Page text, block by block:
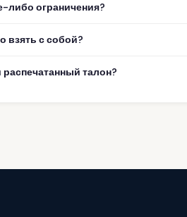
либо ограничения?
взять с собой?
распечатанный талон?